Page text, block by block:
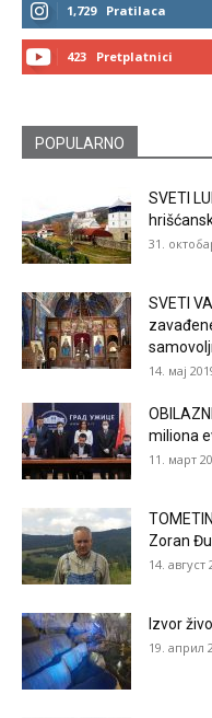
1,729 Pratilaca
423 Pretplatnici
POPULARNO
SVETI
31.
SVETI
14. мај
miliona
11. март
Zoran
14. август
Izvor
19. април